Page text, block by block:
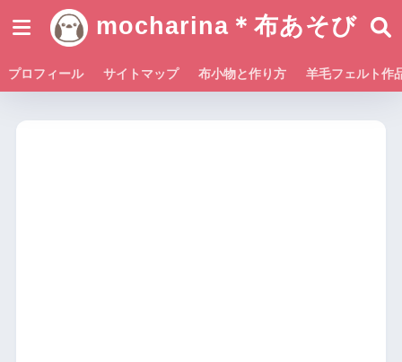
mocharina＊布あそび
プロフィール サイトマップ 布小物と作り方 羊毛フェルト作